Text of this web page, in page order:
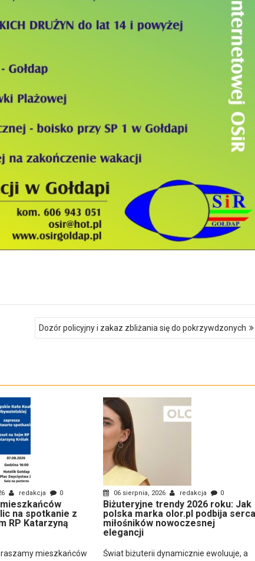
Dozór policyjny i zakaz zbliżania się do pokrzywdzonych
redakcja 0
na spotkanie z
RP Katarzyną
mieszkańców
06 sierpnia, 2026 redakcja 0
Biżuteryjne trendy 2026 roku: Jak
polska marka olor.pl podbija serca
miłośników nowoczesnej
elegancji
Świat biżuterii dynamicznie ewoluuje, a